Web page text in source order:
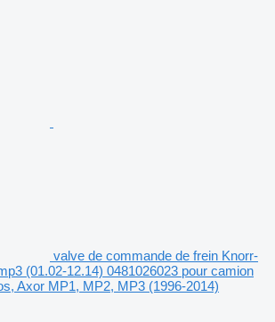
valve de commande de frein Knorr-
(01.02-12.14) 0481026023 pour camion
Axor MP1, MP2, MP3 (1996-2014)